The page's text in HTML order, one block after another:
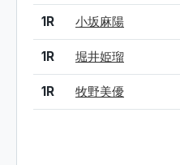
1R 小坂麻陽
1R 堀井姫瑠
1R 牧野美優